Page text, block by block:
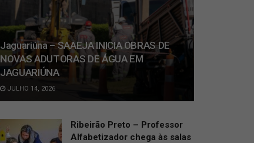
Jaguariúna – SAAEJA INICIA OBRAS DE
NOVAS ADUTORAS DE ÁGUA EM
JAGUARIÚNA
JULHO 14, 2026
Ribeirão Preto – Professor
Alfabetizador chega às salas